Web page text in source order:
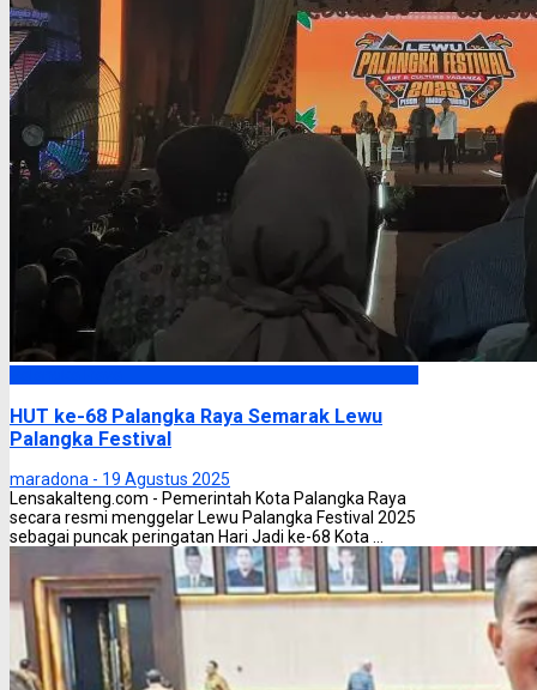
HUT ke-68 Palangka Raya Semarak Lewu
Palangka Festival
maradona - 19 Agustus 2025
Lensakalteng.com - Pemerintah Kota Palangka Raya
secara resmi menggelar Lewu Palangka Festival 2025
sebagai puncak peringatan Hari Jadi ke-68 Kota ...